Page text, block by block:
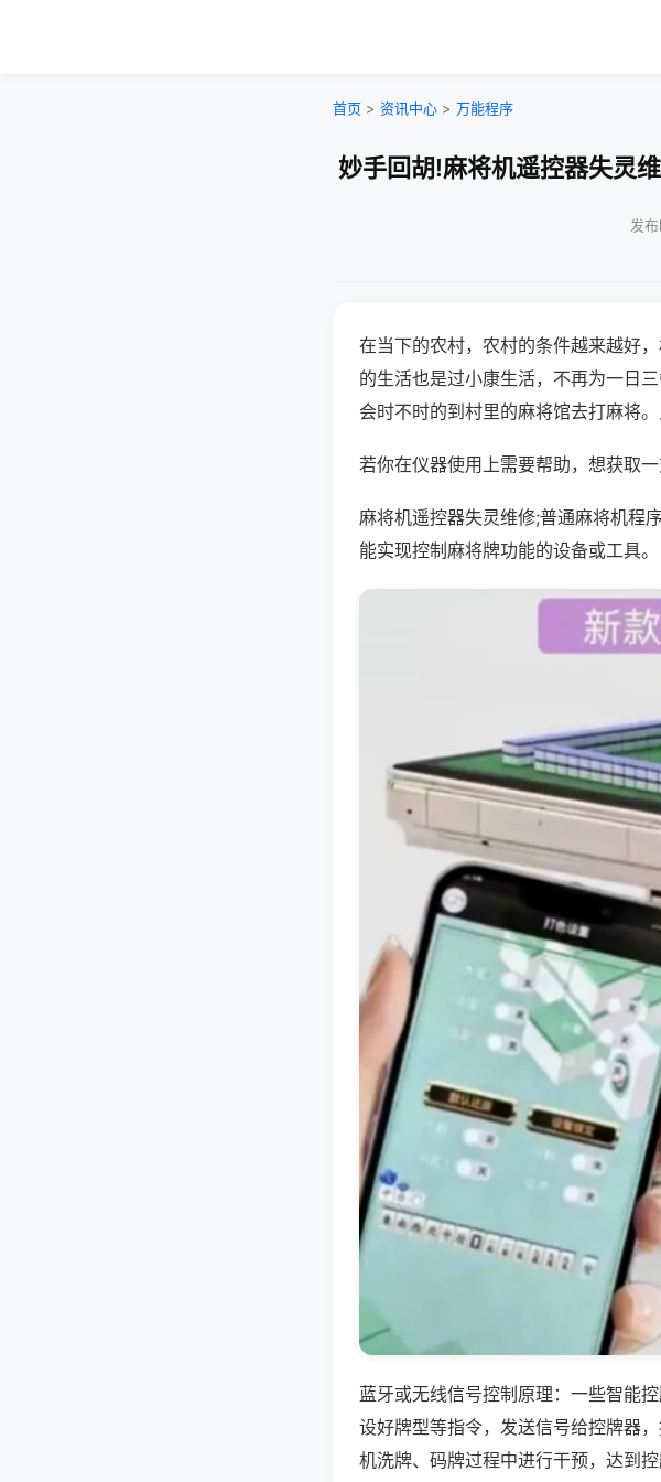
首页 > 资讯中心 > 万能程序
妙手回胡!麻将机遥控器失灵
发
在当下的农村，农村的条件越来越好
的生活也是过小康生活，不再为一日
会时不时的到村里的麻将馆去打麻将
若你在仪器使用上需要帮助，想获取
麻将机遥控器失灵维修;普通麻将机程
能实现控制麻将牌功能的设备或工具。
蓝牙或无线信号控制原理：一些智能
设好牌型等指令，发送信号给控牌器
机洗牌、码牌过程中进行干预，达到控